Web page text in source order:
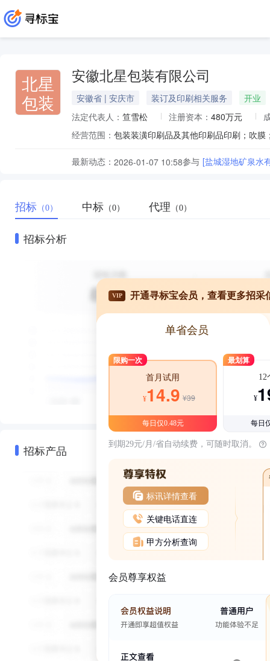
北星
包装
安徽北星包装有限公司
安徽省 | 安庆市 装订及印刷相关服务
开业
法定代表人： 笪雪松 注册资本： 480万元
经营范围： 包装装潢印刷品及其他印刷品印刷；吹
最新动态： 2026-01-07 10:58参与 [盐城湿地矿泉水
招标 （0） 中标 （0） 代理 （0）
招标分析
招标产品
VIP 开通寻标宝会员，查看更多招采
单省会员
限购一次
首月试用
¥14.9 ¥39
每日仅0.48元
最划算
12
¥
每日
到期29元/月/省自动续费，可随时取消。
标讯详情查看
关键电话直连
甲方分析查询
会员尊享权益